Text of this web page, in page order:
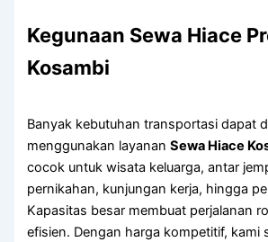
Kegunaan Sewa Hiace
Kosambi
Banyak kebutuhan transportasi dapat
menggunakan layananSewa Hiace
cocok untuk wisata keluarga, antar
pernikahan, kunjungan kerja, hingga
Kapasitas besar membuat perjalanan
efisien. Dengan harga kompetitif, kami